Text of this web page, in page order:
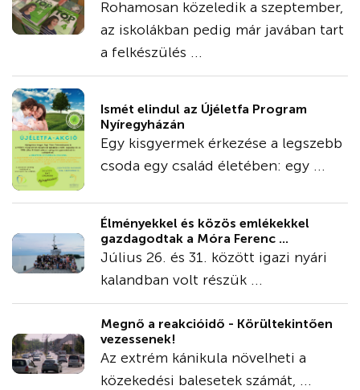
Rohamosan közeledik a szeptember,
az iskolákban pedig már javában tart
a felkészülés ...
Ismét elindul az Újéletfa Program
Nyíregyházán
Egy kisgyermek érkezése a legszebb
csoda egy család életében: egy ...
Élményekkel és közös emlékekkel
gazdagodtak a Móra Ferenc ...
Július 26. és 31. között igazi nyári
kalandban volt részük ...
Megnő a reakcióidő - Körültekintően
vezessenek!
Az extrém kánikula növelheti a
közekedési balesetek számát, ...